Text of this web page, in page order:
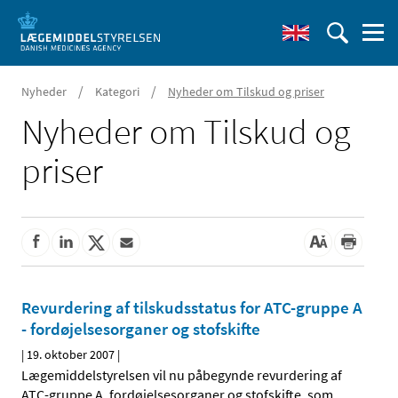
Nyheder / Kategori / Nyheder om Tilskud og priser
Nyheder om Tilskud og
priser
Revurdering af tilskudsstatus for ATC-gruppe A
- fordøjelsesorganer og stofskifte
| 19. oktober 2007 |
Lægemiddelstyrelsen vil nu påbegynde revurdering af